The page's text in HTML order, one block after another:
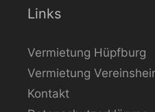
Links
Vermietung Hüpfburg
Vermietung
Kontakt